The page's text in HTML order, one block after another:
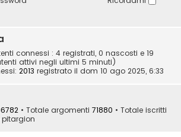
connessi : 4 registrati, 0 nascosti e 19
attivi negli ultimi 5 minuti)
2013 registrato il dom 10 ago 2025, 6:33
• Totale argomenti 71880 • Totale iscritti
pitargion